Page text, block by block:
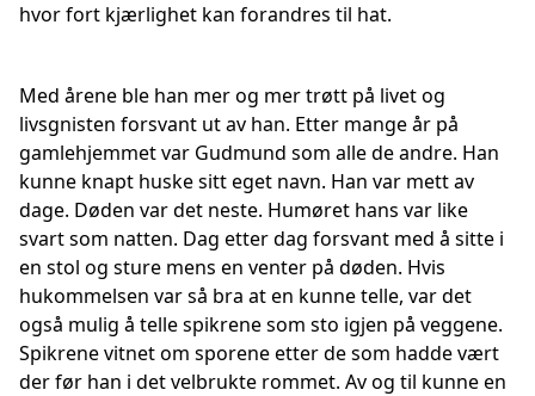
hvor fort kjærlighet kan forandres til hat.
Med årene ble han mer og mer trøtt på livet og
livsgnisten forsvant ut av han. Etter mange år på
gamlehjemmet var Gudmund som alle de andre. Han
kunne knapt huske sitt eget navn. Han var mett av
dage. Døden var det neste. Humøret hans var like
svart som natten. Dag etter dag forsvant med å sitte i
en stol og sture mens en venter på døden. Hvis
hukommelsen var så bra at en kunne telle, var det
også mulig å telle spikrene som sto igjen på veggene.
Spikrene vitnet om sporene etter de som hadde vært
der før han i det velbrukte rommet. Av og til kunne en